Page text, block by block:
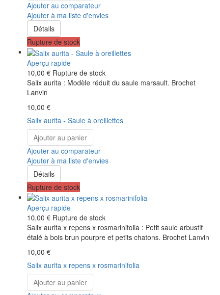
Ajouter au comparateur
Ajouter à ma liste d'envies
Détails
Rupture de stock
Aperçu rapide
10,00 € Rupture de stock
Salix aurita : Modèle réduit du saule marsault. Brochet
Lanvin
10,00 €
Salix aurita - Saule à oreillettes
Ajouter au panier
Ajouter au comparateur
Ajouter à ma liste d'envies
Détails
Rupture de stock
Aperçu rapide
10,00 € Rupture de stock
Salix aurita x repens x rosmarinifolia : Petit saule arbustif
étalé à bois brun pourpre et petits chatons. Brochet Lanvin
10,00 €
Salix aurita x repens x rosmarinifolia
Ajouter au panier